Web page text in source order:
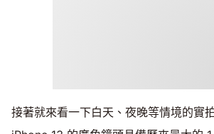
接著就來看一下白天、夜晚等情境的實